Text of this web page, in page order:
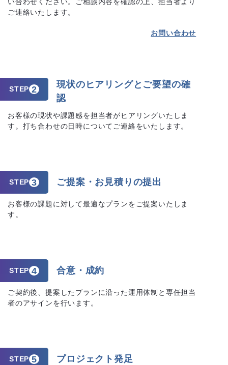
ご連絡いたします。
お問い合わせ
STEP 2
現状のヒアリングとご要望の確
認
お客様の現状や課題感を担当者がヒアリングいたしま
す。打ち合わせの日時についてご連絡をいたします。
STEP 3 ご提案・お見積りの提出
お客様の課題に対して最適なプランをご提案いたしま
す。
STEP 4 合意・成約
ご契約後、提案したプランに沿った運用体制と専任担当
者のアサインを行います。
STEP 5 プロジェクト発足